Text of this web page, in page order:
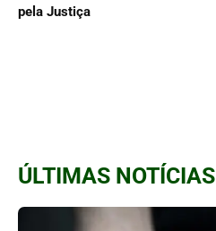
pela Justiça
ÚLTIMAS NOTÍCIAS